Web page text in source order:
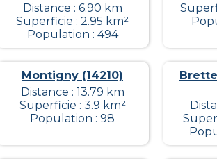
Distance : 6.90 km
Superficie : 2.95 km²
Population : 494
Montigny (14210)
Distance : 13.79 km
Superficie : 3.9 km²
Population : 98